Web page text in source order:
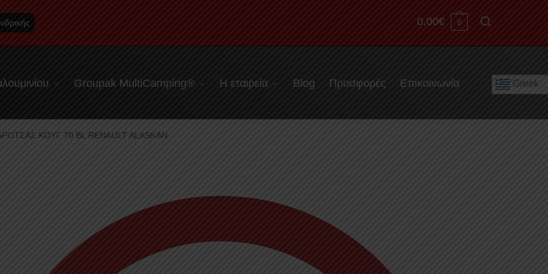
0,00€ 0
Groupak MultiCamping® Η εταιρεία Blog Προσφορές Επικοινωνία Greek
ΚΟΥΓ 70 BL RENAULT ALASKAN